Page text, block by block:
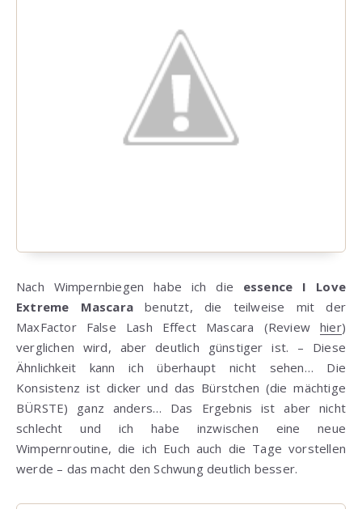
Nach Wimpernbiegen habe ich die essence I Love
Extreme Mascarabenutzt, die teilweise mit der
MaxFactor False Lash Effect Mascara (Review hier)
verglichen wird, aber deutlich günstiger ist. – Diese
Ähnlichkeit kann ich überhaupt nicht sehen… Die
Konsistenz ist dicker und das Bürstchen (die mächtige
BÜRSTE) ganz anders… Das Ergebnis ist aber nicht
schlecht und ich habe inzwischen eine neue
Wimpernroutine, die ich Euch auch die Tage vorstellen
werde – das macht den Schwung deutlich besser.